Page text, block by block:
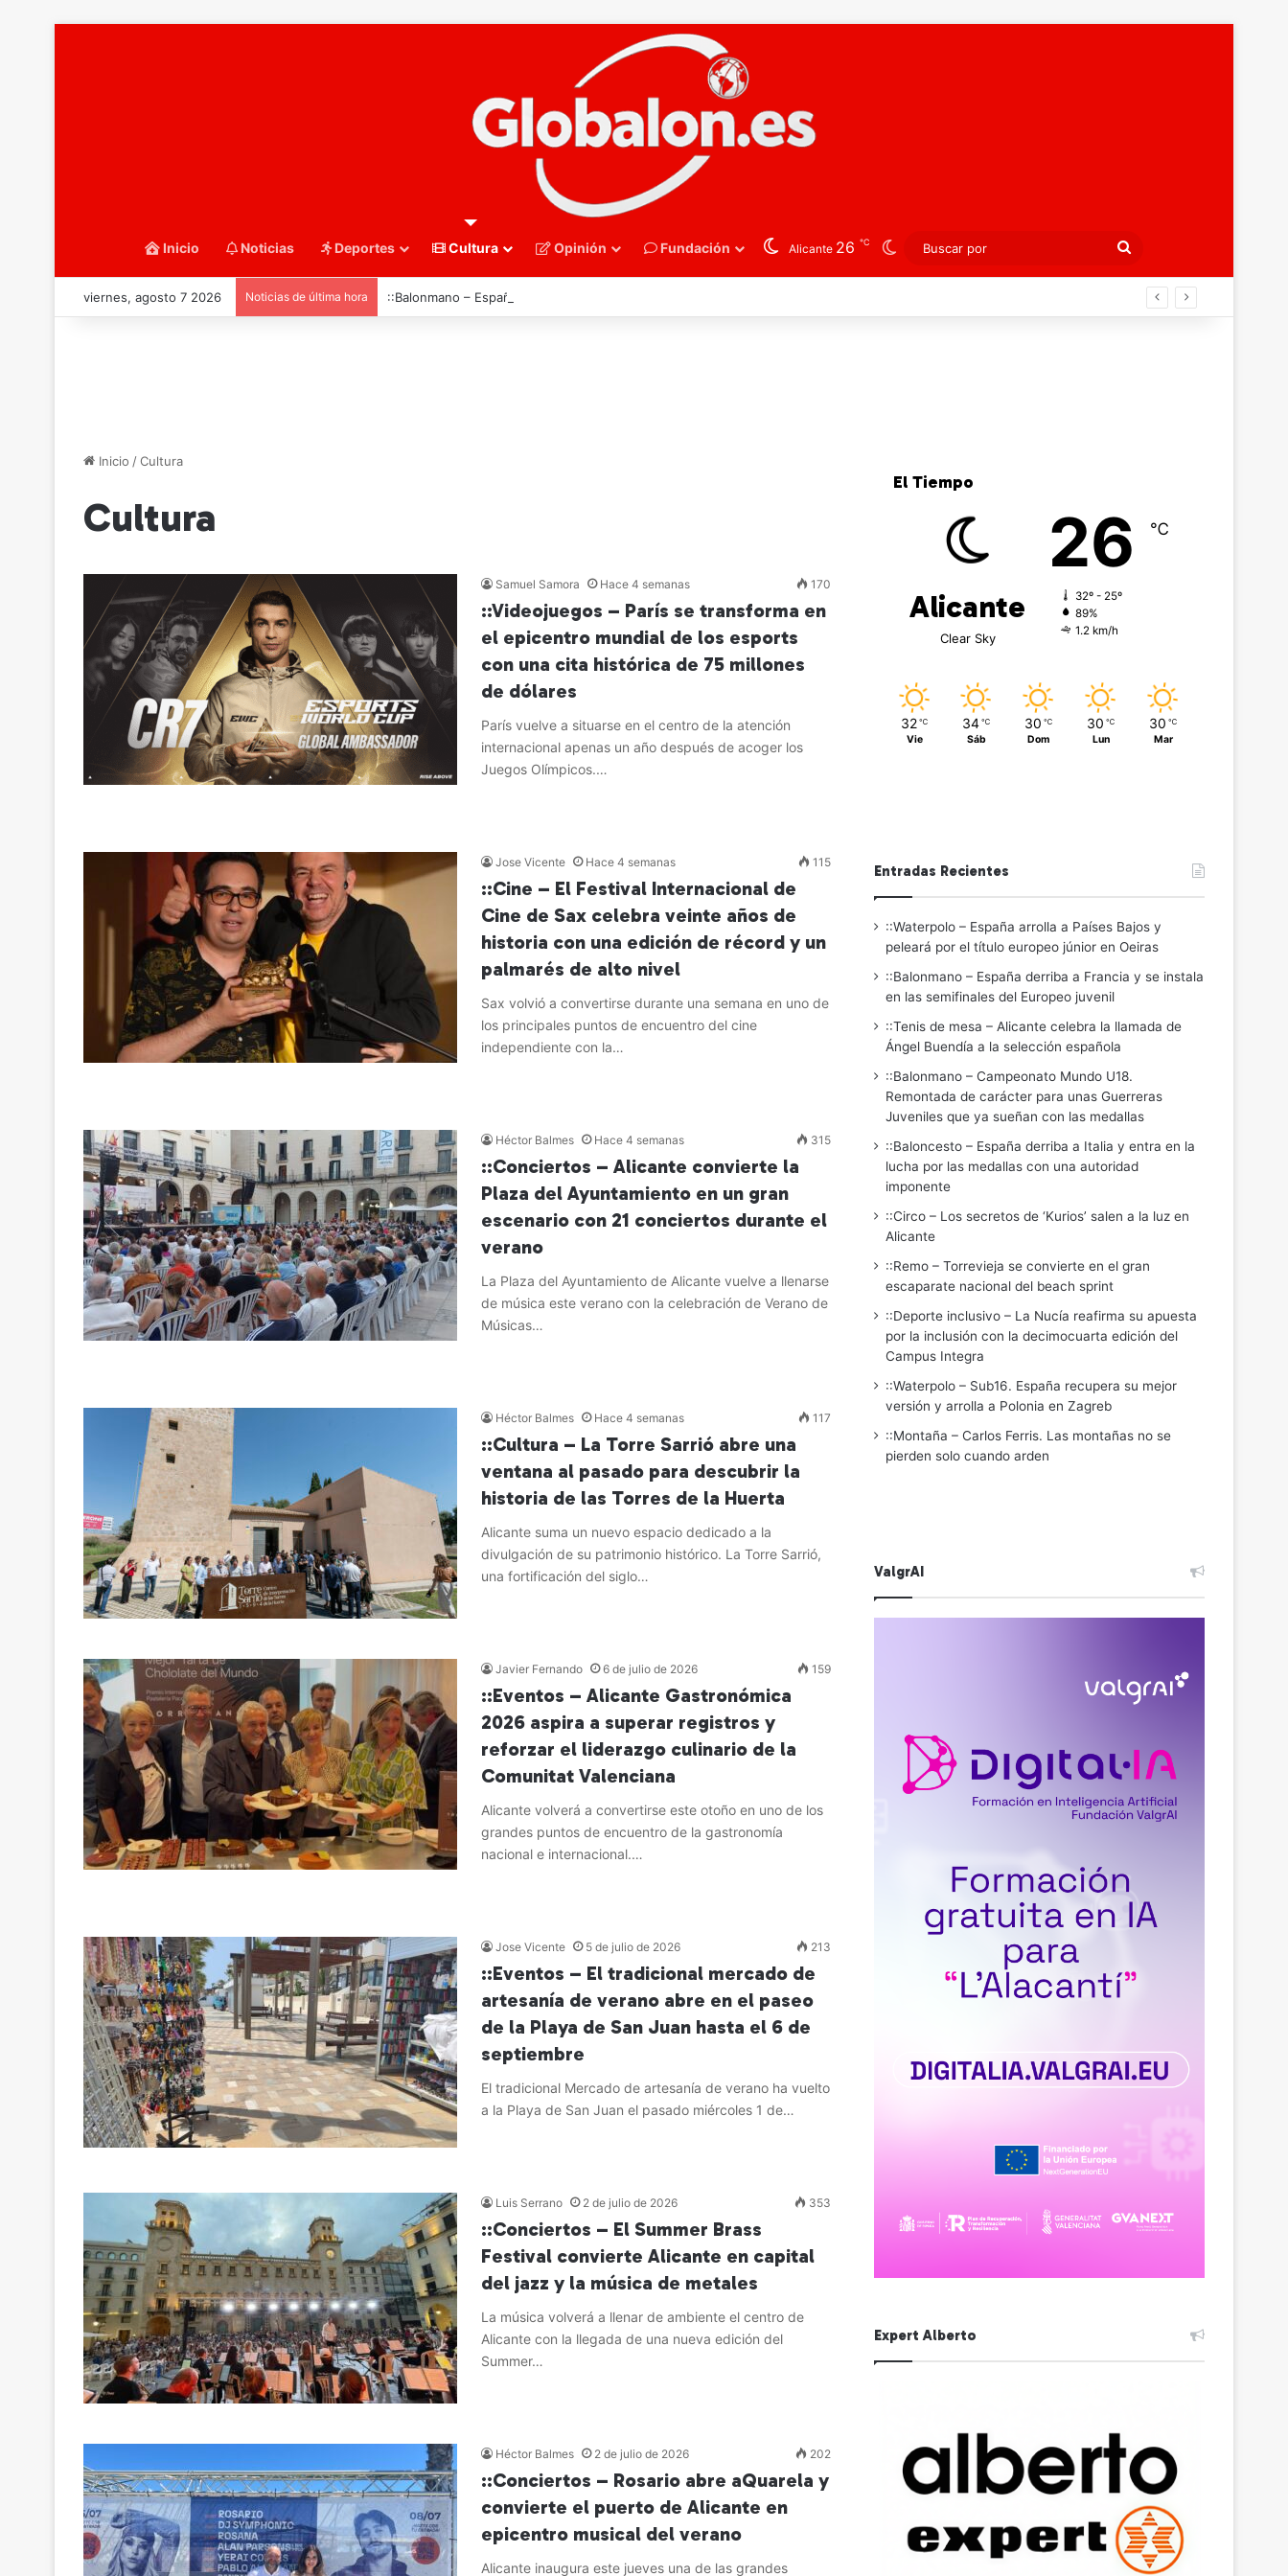
Inicio Noticias Deportes Cultura Opinión Fundación Alicante 26 ℃ Switch skin
Buscar
por
viernes, agosto 7 2026 Noticias de última hora ::Balonmano – España derriba a Francia y se instala en las semifinales del Europeo juvenil
Inicio /Cultura
Cultura
Samuel Samora Hace 4 semanas 170
::Videojuegos – París se transforma en
el epicentro mundial de los esports
con una cita histórica de 75 millones
de dólares
París vuelve a situarse en el centro de la atención
internacional apenas un año después de acoger los
Juegos Olímpicos.…
Jose Vicente Hace 4 semanas 115
::Cine – El Festival Internacional de
Cine de Sax celebra veinte años de
historia con una edición de récord y un
palmarés de alto nivel
Sax volvió a convertirse durante una semana en uno de
los principales puntos de encuentro del cine
independiente con la…
Héctor Balmes Hace 4 semanas 315
::Conciertos – Alicante convierte la
Plaza del Ayuntamiento en un gran
escenario con 21 conciertos durante el
verano
La Plaza del Ayuntamiento de Alicante vuelve a llenarse
de música este verano con la celebración de Verano de
Músicas…
Héctor Balmes Hace 4 semanas 117
::Cultura – La Torre Sarrió abre una
ventana al pasado para descubrir la
historia de las Torres de la Huerta
Alicante suma un nuevo espacio dedicado a la
divulgación de su patrimonio histórico. La Torre Sarrió,
una fortificación del siglo…
Javier Fernando 6 de julio de 2026 159
::Eventos – Alicante Gastronómica
2026 aspira a superar registros y
reforzar el liderazgo culinario de la
Comunitat Valenciana
Alicante volverá a convertirse este otoño en uno de los
grandes puntos de encuentro de la gastronomía
nacional e internacional.…
Jose Vicente 5 de julio de 2026 213
::Eventos – El tradicional mercado de
artesanía de verano abre en el paseo
de la Playa de San Juan hasta el 6 de
septiembre
El tradicional Mercado de artesanía de verano ha vuelto
a la Playa de San Juan el pasado miércoles 1 de…
Luis Serrano 2 de julio de 2026 353
::Conciertos – El Summer Brass
Festival convierte Alicante en capital
del jazz y la música de metales
La música volverá a llenar de ambiente el centro de
Alicante con la llegada de una nueva edición del
Summer…
Héctor Balmes 2 de julio de 2026 202
::Conciertos – Rosario abre aQuarela y
convierte el puerto de Alicante en
epicentro musical del verano
Alicante inaugura este jueves una de las grandes
El Tiempo
Alicante
Clear Sky
26 ℃
32º - 25º
89%
1.2 km/h
32 ℃
Vie
34 ℃
Sáb
30 ℃
Dom
30 ℃
Lun
30 ℃
Mar
Entradas Recientes
::Waterpolo – España arrolla a Países Bajos y
peleará por el título europeo júnior en Oeiras
::Balonmano – España derriba a Francia y se instala
en las semifinales del Europeo juvenil
::Tenis de mesa – Alicante celebra la llamada de
Ángel Buendía a la selección española
::Balonmano – Campeonato Mundo U18.
Remontada de carácter para unas Guerreras
Juveniles que ya sueñan con las medallas
::Baloncesto – España derriba a Italia y entra en la
lucha por las medallas con una autoridad
imponente
::Circo – Los secretos de ‘Kurios’ salen a la luz en
Alicante
::Remo – Torrevieja se convierte en el gran
escaparate nacional del beach sprint
::Deporte inclusivo – La Nucía reafirma su apuesta
por la inclusión con la decimocuarta edición del
Campus Integra
::Waterpolo – Sub16. España recupera su mejor
versión y arrolla a Polonia en Zagreb
::Montaña – Carlos Ferris. Las montañas no se
pierden solo cuando arden
ValgrAI
Expert Alberto